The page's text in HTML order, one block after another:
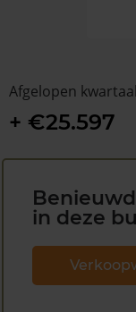
Afgelopen
+ €25.597
in deze